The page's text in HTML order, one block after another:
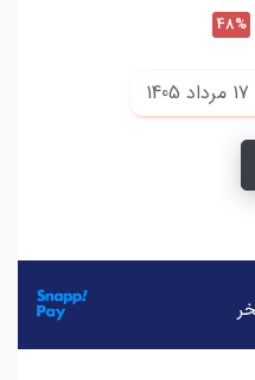
48%
17 مرداد 1405